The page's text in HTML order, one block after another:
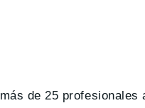
de 25